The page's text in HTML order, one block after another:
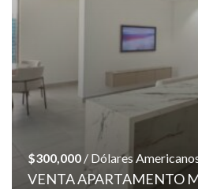
$300,000 / Dólares
VENTA APARTAMENTO